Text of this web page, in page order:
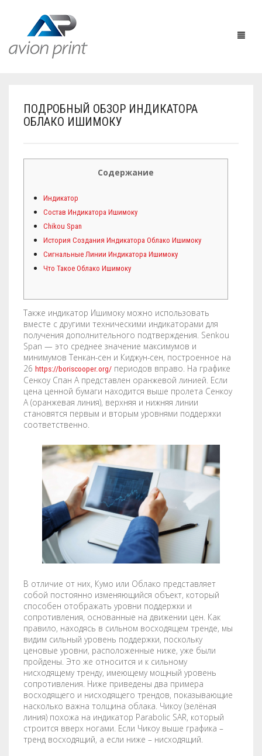
HOME
POSTCARDS / BOOKMARKS
FLYERS / BROCHURES
BOOKLETS
POSTERS
CD COVERS
CD INLAYS
CALENDARS
DVD COVERS
DOOR HANGERS
ENVELOPES
GREETING CARDS
HANG TAGS
LABELS / STICKERS
LETTERHEADS
NOTEPADS
PRESENTATION FOLDERS
SELL SHEETS
TRADING CARDS
INDOOR BANNERS
OUTDOOR BANNERS
FABRIC BANNERS
DIGITAL POSTERS
X BANNERS
RETRACTABLE BANNERS
BACKLIT FILMS
CAR MAGNETS
WINDOW CLINGS
WINDOW DECALS
PERFORATED STICKERS
POLYSTYRENE SIGNS
YARD SIGNS
ACRYLIC SIGNS
ALUMINUM SIGNS
DIBOND SIGNS
FOAM BOARDS
PVC BOARDS
ULTRA BOARDS
ROLLED CANVAS
WALL GRAPHICS
EASELS
H STAKES
STANDOFFS
OTHER PRODUCTS
TEMPLATES
COMPANY
CART
ПОДРОБНЫЙ ОБЗОР ИНДИКАТОРА
ОБЛАКО ИШИМОКУ
Содержание
Индикатор
Состав Индикатора Ишимоку
Chikou Span
История Создания Индикатора Облако Ишимоку
Сигнальные Линии Индикатора Ишимоку
Что Такое Облако Ишимоку
Также индикатор Ишимоку можно использовать
вместе с другими техническими индикаторами для
получения дополнительного подтверждения. Senkou
Span — это среднее значение максимумов и
минимумов Тенкан-сен и Киджун-сен, построенное на
26 https://boriscooper.org/ периодов вправо. На графике
Сенкоу Спан А представлен оранжевой линией. Если
цена ценной бумаги находится выше пролета Сенкоу
А (оранжевая линия), верхняя и нижняя линии
становятся первым и вторым уровнями поддержки
соответственно.
В отличие от них, Кумо или Облако представляет
собой постоянно изменяющийся объект, который
способен отображать уровни поддержки и
сопротивления, основанные на движении цен. Как
правило, находясь в сильном восходящем тренде, мы
видим сильный уровень поддержки, поскольку
ценовые уровни, расположенные ниже, уже были
пройдены. Это же относится и к сильному
нисходящему тренду, имеющему мощный уровень
сопротивления. Ниже приведены два примера
восходящего и нисходящего трендов, показывающие
насколько важна толщина облака. Чикоу (зелёная
линия) похожа на индикатор Parabolic SAR, который
строится вверх ногами. Если Чикоу выше графика –
тренд восходящий, а если ниже – нисходящий.